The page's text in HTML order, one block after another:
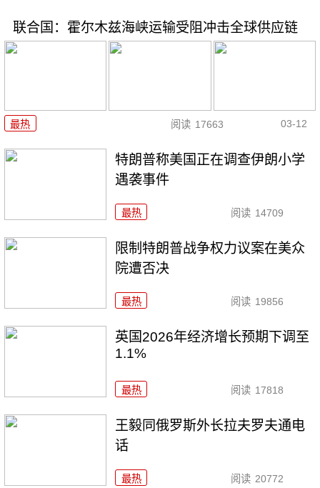
联合国：霍尔木兹海峡运输受阻冲击全球供应链
最热 阅读 17663 03-12
特朗普称美国正在调查伊朗小学
遇袭事件
最热 阅读 14709
限制特朗普战争权力议案在美众
院遭否决
最热 阅读 19856
英国2026年经济增长预期下调至
1.1%
最热 阅读 17818
王毅同俄罗斯外长拉夫罗夫通电
话
最热 阅读 20772